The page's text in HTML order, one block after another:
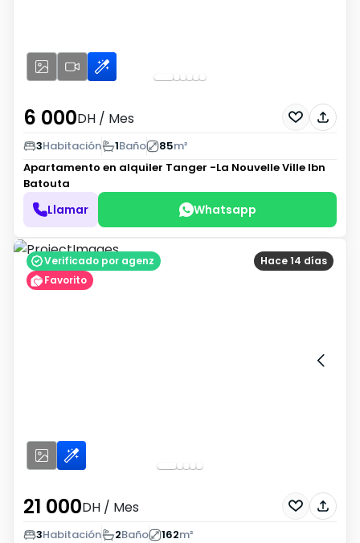
6 000DH / Mes
3Habitación 1Baño 85m²
Apartamento en alquiler Tanger -La Nouvelle Ville Ibn
Batouta
Llamar Whatsapp
Hace 14 días
Verificado por agenz
Favorito
21 000DH / Mes
3Habitación 2Baño 162m²